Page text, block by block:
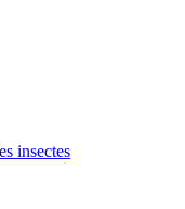
insectes